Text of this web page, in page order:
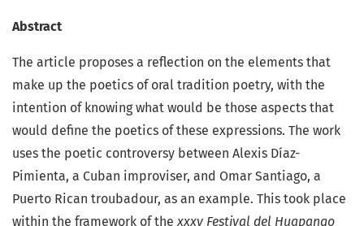
Abstract
The article proposes a reflection on the elements that
make up the poetics of oral tradition poetry, with the
intention of knowing what would be those aspects that
would define the poetics of these expressions. The work
uses the poetic controversy between Alexis Díaz-
Pimienta, a Cuban improviser, and Omar Santiago, a
Puerto Rican troubadour, as an example. This took place
within the framework of thexxxv Festival del Huapango